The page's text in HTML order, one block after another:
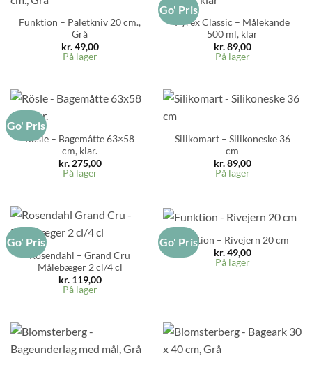
Funktion – Paletkniv 20 cm.,
Grå
kr.49,00
På lager
Go' Pris
Pyrex Classic – Målekande
500 ml, klar
kr.89,00
På lager
Go' Pris
Rösle – Bagemåtte 63×58
cm, klar.
kr.275,00
På lager
Silikomart – Silikoneske 36
cm
kr.89,00
På lager
Go' Pris
Rosendahl – Grand Cru
Målebæger 2 cl/4 cl
kr.119,00
På lager
Go' PrisFunktion – Rivejern 20 cm
kr.49,00
På lager